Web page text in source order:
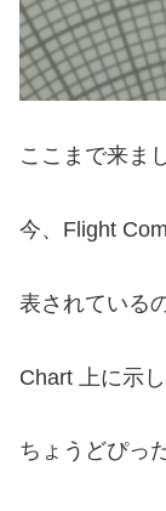
ここまで来ま
今、Flight
表されている
Chart 上に示
ちょうどぴっ